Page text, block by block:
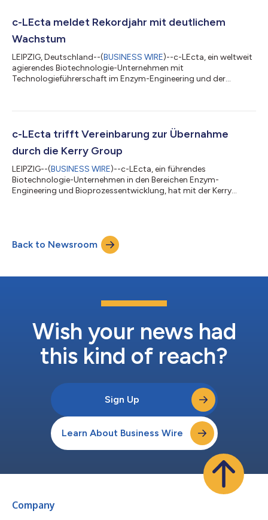
Struhalla (CEO der c-LEcta GmbH) und Dr. Christoph
Wiechmann (Büroleiter Leipzig der OFB Projektentwicklung)
statt. Die Zer...
c-LEcta meldet Rekordjahr mit deutlichem
Wachstum
LEIPZIG, Deutschland--(BUSINESS WIRE)--c-LEcta, ein weltweit
agierendes Biotechnologie-Unternehmen mit
Technologieführerschaft im Enzym-Engineering und der
fortzusetzen. Thomas Pfaadt, CFO der c-LEcta GmbH,
letzten Jahre. Unsere Produkte haben für eine gute
Wachstumsdynamik und durch die vielfältigen Anwendungsfälle
auch für eine hohe...
c-LEcta trifft Vereinbarung zur Übernahme
durch die Kerry Group
LEIPZIG--(BUSINESS WIRE)--c-LEcta, ein führendes
Biotechnologie-Unternehmen in den Bereichen Enzym-
Engineering und Bioprozessentwicklung, hat mit der Kerry
die Lebensmittel-, Getränke- und Pharmaindustrie. Der
strategisch überzeugende Zusammenschluss wird die
Innovationsfähigkeit von Kerry in den Bereichen Enzym-
Back to Newsroom
Wish your news had
this kind of reach?
Sign Up
Learn About Business Wire
Company